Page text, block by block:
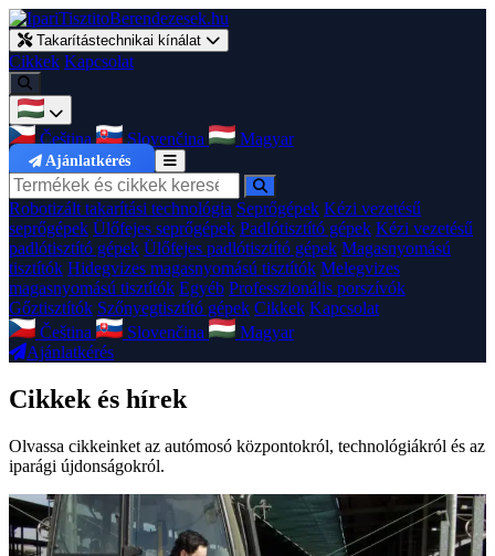
Takarítástechnikai kínálat
Cikkek Kapcsolat
Čeština Slovenčina Magyar
Ajánlatkérés
Robotizált takarítási technológia Seprőgépek Kézi vezetésű
seprőgépek Ülőfejes seprőgépek Padlótisztító gépek Kézi vezetésű
padlótisztító gépek Ülőfejes padlótisztító gépek Magasnyomású
tisztítók Hidegvizes magasnyomású tisztítók Melegvizes
magasnyomású tisztítók Egyéb Professzionális porszívók
Gőztisztítók Szőnyegtisztító gépek Cikkek Kapcsolat
Čeština
Slovenčina
Magyar
Ajánlatkérés
Cikkek és hírek
Olvassa cikkeinket az autómosó központokról, technológiákról és az
iparági újdonságokról.